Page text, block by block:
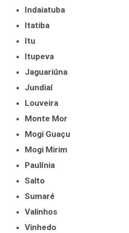
Indaiatuba
Itatiba
Itu
Itupeva
Jaguariúna
Jundiaí
Louveira
Monte Mor
Mogi Guaçu
Mogi Mirim
Paulínia
Salto
Sumaré
Valinhos
Vinhedo